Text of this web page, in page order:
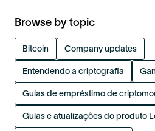
Browse by topic
Bitcoin Company updates
Entendendo a criptografia
Guias de empréstimo de
Guias e atualizações do produto